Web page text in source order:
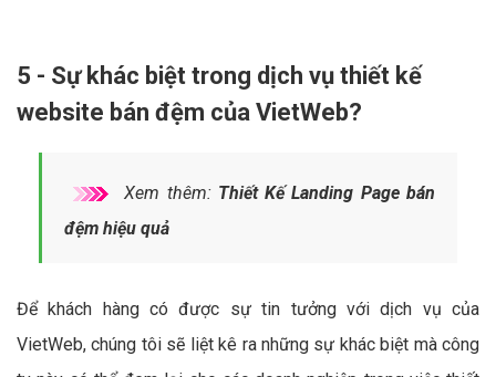
5 - Sự khác biệt trong dịch vụ thiết kế
website bán đệm của VietWeb?
Xem thêm: Thiết Kế Landing Page bán
đệm hiệu quả
Để khách hàng có được sự tin tưởng với dịch vụ của
VietWeb, chúng tôi sẽ liệt kê ra những sự khác biệt mà công